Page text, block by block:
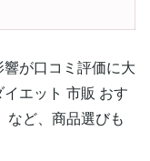
が口コミ評価に大
エット 市販 おす
など、商品選びも